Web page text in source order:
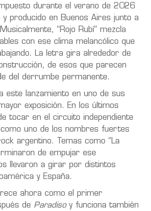
durante el verano de 2026
y producido en Buenos Aires junto a
“Rojo Rubí” mezcla
con ese clima melancólico que
La letra gira alrededor de
de esos que parecen
del derrumbe permanente.
este lanzamiento en uno de sus
exposición. En los últimos
tocar en el circuito independiente
uno de los nombres fuertes
argentino. Temas como “La
de empujar ese
llevaron a girar por distintos
y España.
ahora como el primer
de Paradisoy funciona también